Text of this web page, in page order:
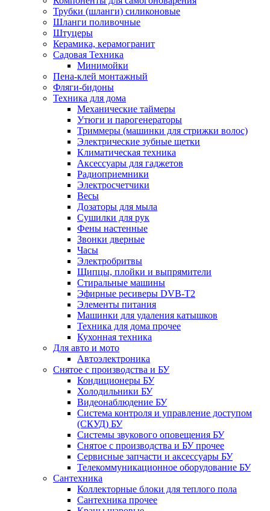
Трубки (шланги) силиконовые
Шланги поливочные
Штуцеры
Керамика, керамогранит
Садовая Техника
Минимойки
Пена-клей монтажный
Фляги-бидоны
Техника для дома
Механические таймеры
Утюги и парогенераторы
Триммеры (машинки для стрижки волос)
Электрические зубные щетки
Климатическая техника
Аксессуары для гаджетов
Радиоприемники
Электросчетчики
Весы
Дозаторы для мыла
Сушилки для рук
Фены настенные
Звонки дверные
Часы
Электробритвы
Щипцы, плойки и выпрямители
Стиральные машины
Эфирные ресиверы DVB-T2
Элементы питания
Машинки для удаления катышков
Техника для дома прочее
Кухонная техника
Для авто и мото
Автоэлектроника
Снятое с производства и БУ
Кондиционеры БУ
Холодильники БУ
Видеонаблюдение БУ
Система контроля и управление доступом
(СКУД) БУ
Системы звукового оповещения БУ
Снятое с производства и БУ прочее
Сервисные запчасти и аксессуары БУ
Телекоммуникационное оборудование БУ
Сантехника
Коллекторные блоки для теплого пола
Сантехника прочее